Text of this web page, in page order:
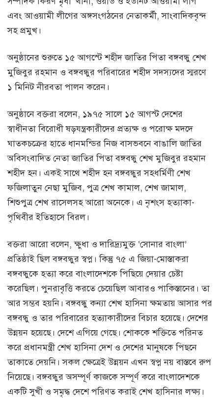
এবং আওয়ামী লীগের অঙ্গসংগঠনের নেতাকর্মী, সাংবাদিকবৃন্দ
সহ প্রমুখ।
অনুষ্ঠানের শুরুতে ১৫ আগস্টে শহীদ জাতির পিতা বঙ্গবন্ধু শেখ
মুজিবুর রহমান ও বঙ্গবন্ধুর পরিবারের শহীদ সদস্যদের স্মরণে
১ মিনিট নীরবতা পালন করেন।
অনুষ্ঠানে বক্তরা বলেন, ১৯৭৫ সালে ১৫ আগস্ট দেশের
স্বাধীনতা বিরোধী ষড়যন্ত্রকারীদের প্রত্যক্ষ ও পরোক্ষ মদদে
ঘাতকচক্রের হাতে ধানমন্ডির নিজ বাসভবনে বাঙালি জাতির
অবিসংবাদিত নেতা জাতির পিতা বঙ্গবন্ধু শেখ মুজিবুর রহমান
শহীদ হন। একই সাথে শহীদ হন বঙ্গবন্ধুর সহধর্মিণী শেখ
ফজিলাতুন নেছা মুজিব, পুত্র শেখ কামাল, শেখ জামাল,
শিশুপুত্র শেখ রাসেলসহ আরো অনেকে। এ নৃশংস হত্যাকা-
পৃথিবীর ইতিহাসে বিরল।
বক্তরা আরো বলেন, ক্ষুধা ও দারিদ্র্যমুক্ত ‘সোনার বাংলা’
প্রতিষ্ঠাই ছিল বঙ্গবন্ধুর স্বপ্ন। কিন্তু ৭৫ এ জিয়া-মোস্তাকরা
বঙ্গবন্ধুকে হত্যা করে বাংলাদেশকে পিছিয়ে দেয়ার চেষ্টা
করেছিল। পুনরাবৃত্তি করতে চেয়েছিল আবারও পাকিস্তানের। তা
আর সম্ভব হয়নি। বঙ্গবন্ধু কন্যা শেখ হাসিনা ক্ষমতায় আসার পর
বঙ্গবন্ধু ও তার পরিবারের হত্যাকারীদের বিচার হয়েছে। দেশের
উন্নয়ন হয়েছে। দেশে এগিয়ে গেছে। শোককে শক্তিতে পরিনত
করে প্রধানমন্ত্রী শেখ হাসিনা দেশ ও দেশের মানুষকে পিছনে
তাকাতে দেয়নি। সকল ক্ষেত্রেই উন্নয়ন এখন স্বপ্ন নয় বাস্তবে রুপ
নিয়েছে। বঙ্গবন্ধুর অসম্পূর্ণ কাজকে সম্পূর্ণ করে বাংলাদেশকে
একটি সুখী ও সমৃদ্ধ দেশে পরিণত করাই শেখ হাসিনার লক্ষ্য।